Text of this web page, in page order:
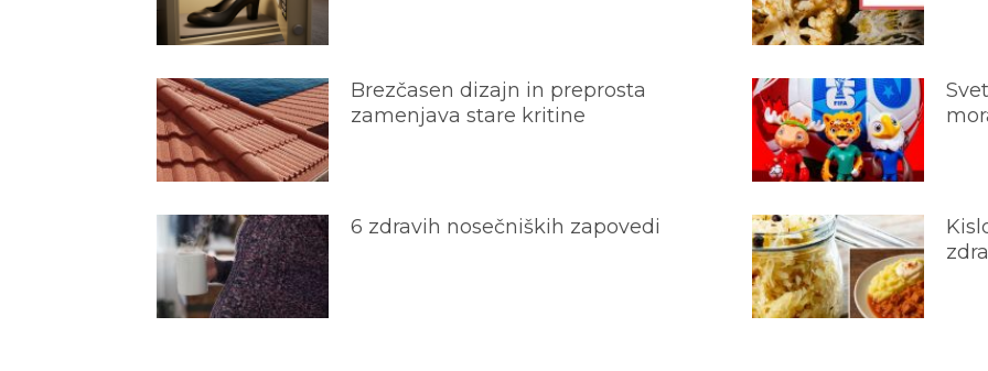
Brezčasen dizajn in preprosta
zamenjava stare kritine
6 zdravih nosečniških zapovedi